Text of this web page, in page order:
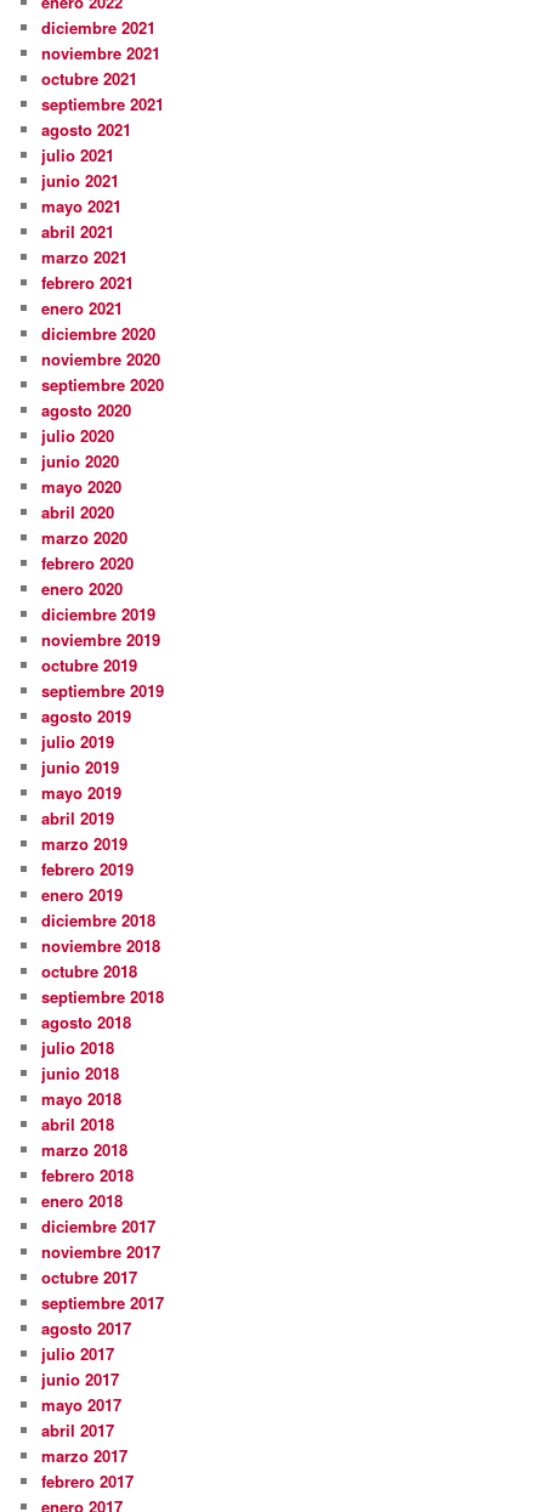
diciembre 2021
noviembre 2021
octubre 2021
septiembre 2021
agosto 2021
julio 2021
junio 2021
mayo 2021
abril 2021
marzo 2021
febrero 2021
enero 2021
diciembre 2020
noviembre 2020
septiembre 2020
agosto 2020
julio 2020
junio 2020
mayo 2020
abril 2020
marzo 2020
febrero 2020
enero 2020
diciembre 2019
noviembre 2019
octubre 2019
septiembre 2019
agosto 2019
julio 2019
junio 2019
mayo 2019
abril 2019
marzo 2019
febrero 2019
enero 2019
diciembre 2018
noviembre 2018
octubre 2018
septiembre 2018
agosto 2018
julio 2018
junio 2018
mayo 2018
abril 2018
marzo 2018
febrero 2018
enero 2018
diciembre 2017
noviembre 2017
octubre 2017
septiembre 2017
agosto 2017
julio 2017
junio 2017
mayo 2017
abril 2017
marzo 2017
febrero 2017
enero 2017